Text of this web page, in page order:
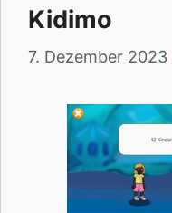
Kidimo
7. Dezember 2023